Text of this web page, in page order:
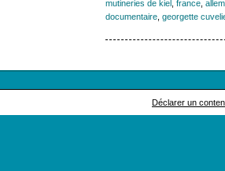
mutineries de kiel france,
documentaire, georgette
Déclarer un